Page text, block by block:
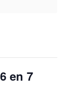
en 7